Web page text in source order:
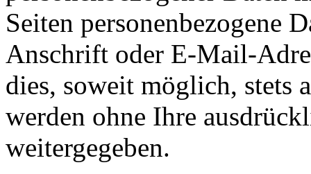
Seiten personenbezogene
Anschrift oder E-Mail-
dies, soweit möglich, stets
werden ohne Ihre
weitergegeben.